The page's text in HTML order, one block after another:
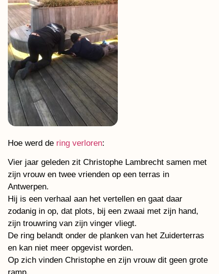
Hoe werd de ring verloren:
Vier jaar geleden zit Christophe Lambrecht samen met
zijn vrouw en twee vrienden op een terras in
Antwerpen.
Hij is een verhaal aan het vertellen en gaat daar
zodanig in op, dat plots, bij een zwaai met zijn hand,
zijn trouwring van zijn vinger vliegt.
De ring belandt onder de planken van het Zuiderterras
en kan niet meer opgevist worden.
Op zich vinden Christophe en zijn vrouw dit geen grote